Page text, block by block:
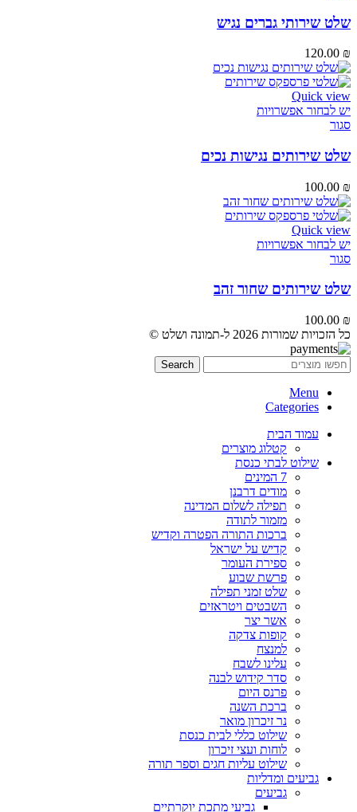
שלט שירותי גברים נגיש
120.00 ₪
Quick view
יש לבחור אפשרויות
סגור
שלט שירותים נגישות נכים
100.00 ₪
Quick view
יש לבחור אפשרויות
סגור
שלט שירותים שחור זהב
100.00 ₪
כל הזכויות שמורות 2026 ל-תמונה ושלט ©
Search
Menu
Categories
עמוד הבית
קטלוג מוצרים
שילוט לבתי כנסת
7 המינים
מודים דרבנן
תפילה לשלום המדינה
מזמור לתודה
ברכות התורה הפטרה וקדיש
קדיש על ישראל
ספירת העומר
פרשת שבוע
שלט זמני תפילה
השבטים ויטראזים
אשר יצר
קופות צדקה
למנצח
עלינו לשבח
סדר קידוש לבנה
פרנס היום
ברכת השנה
נר זיכרון מואר
שילוט כללי לבית כנסת
לוחות ועצי זיכרון
שילוט עליות חגים וספר תורה
גביעים ומדליות
גביעים
גביעי מתכת יוקרתיים